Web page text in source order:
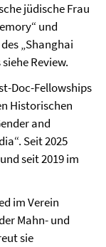
jüdische Frau
und
„Shanghai
Review.
Doc-Fellowships
Historischen
and
Seit 2025
seit 2019 im
im Verein
Mahn- und
sie